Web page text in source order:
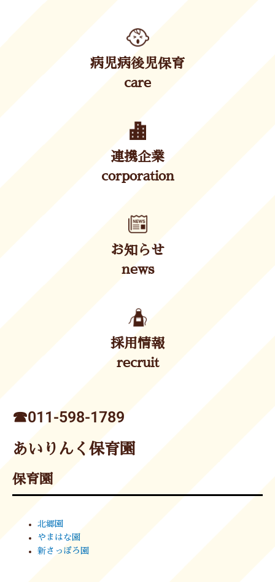
病児病後児保育
care
連携企業
corporation
お知らせ
news
採用情報
recruit
☎︎011-598-1789
あいりんく保育園
保育園
北郷園
やまはな園
新さっぽろ園